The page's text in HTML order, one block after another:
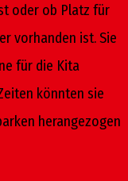
oder ob Platz für
vorhanden ist. Sie
für die Kita
könnten sie
herangezogen